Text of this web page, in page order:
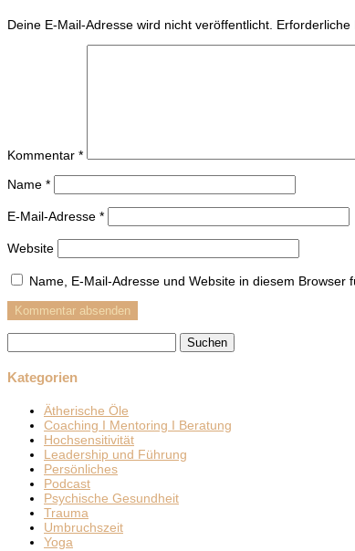
Deine E-Mail-Adresse wird nicht veröffentlicht. Erforderliche
Kommentar *
Name *
E-Mail-Adresse *
Website
Name, E-Mail-Adresse und Website in diesem Browser
Suchen
nach:
Kategorien
Ätherische Öle
Coaching I Mentoring I Beratung
Hochsensitivität
Leadership und Führung
Persönliches
Podcast
Psychische Gesundheit
Trauma
Umbruchszeit
Yoga